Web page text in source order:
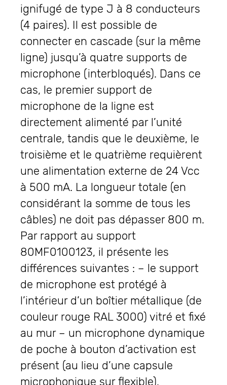
ignifugé de type J à 8 conducteurs
(4 paires). Il est possible de
connecter en cascade (sur la même
ligne) jusqu’à quatre supports de
microphone (interbloqués). Dans ce
cas, le premier support de
microphone de la ligne est
directement alimenté par l’unité
centrale, tandis que le deuxième, le
troisième et le quatrième requièrent
une alimentation externe de 24 Vcc
à 500 mA. La longueur totale (en
considérant la somme de tous les
câbles) ne doit pas dépasser 800 m.
Par rapport au support
80MF0100123, il présente les
différences suivantes : – le support
de microphone est protégé à
l’intérieur d’un boîtier métallique (de
couleur rouge RAL 3000) vitré et fixé
au mur – un microphone dynamique
de poche à bouton d’activation est
présent (au lieu d’une capsule
microphonique sur flexible).